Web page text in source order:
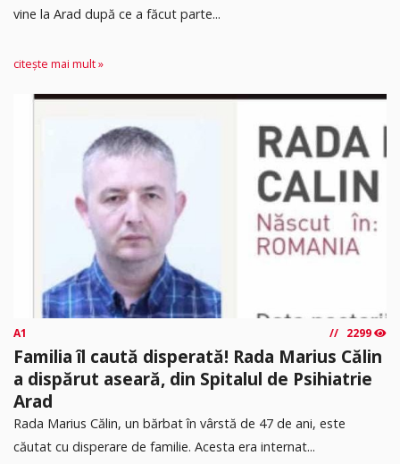
vine la Arad după ce a făcut parte...
citește mai mult »
A1 2299
Familia îl caută disperată! Rada Marius Călin
a dispărut aseară, din Spitalul de Psihiatrie
Arad
Rada Marius Călin, un bărbat în vârstă de 47 de ani, este
căutat cu disperare de familie. Acesta era internat...